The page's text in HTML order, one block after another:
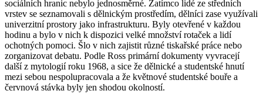
sociálních hranic nebylo jednosměrné. Zatímco lidé ze středních
vrstev se seznamovali s dělnickým prostředím, dělníci zase využívali
univerzitní prostory jako infrastrukturu. Byly otevřené v každou
hodinu a bylo v nich k dispozici velké množství rotaček a lidí
ochotných pomoci. Šlo v nich zajistit různé tiskařské práce nebo
zorganizovat debatu. Podle Ross primární dokumenty vyvracejí
další z mytologií roku 1968, a sice že dělnické a studentské hnutí
mezi sebou nespolupracovala a že květnové studentské bouře a
červnová stávka byly jen shodou okolností.